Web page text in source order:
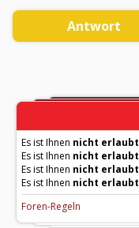
Antwort
Es ist Ihnen nicht erlaubt
Es ist Ihnen nicht erlaubt
Es ist Ihnen nicht erlaubt
Es ist Ihnen nicht erlaubt
Foren-Regeln